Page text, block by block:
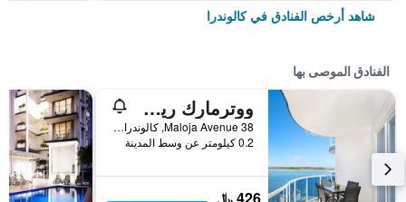
شاهد أرخص الفنادق في كالوندرا
الفنادق الموصى بها
ووترمارك ريزورت كالوندرا
38 Maloja Avenue, كالوندرا, QLD, أستراليا
0.2 كيلومتر عن وسط المدينة